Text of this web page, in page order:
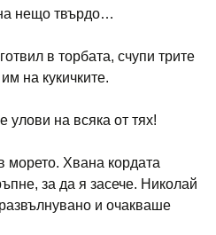
нещо твърдо…
в торбата, счупи трите
на кукичките.
улови на всяка от тях!
морето. Хвана кордата
за да я засече. Николай
и очакваше